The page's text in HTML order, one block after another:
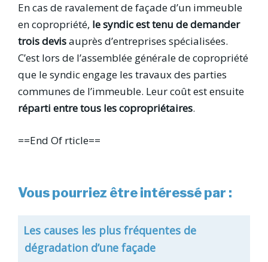
En cas de ravalement de façade d’un immeuble
en copropriété, le syndic est tenu de demander
trois devisauprès d’entreprises spécialisées.
C’est lors de l’assemblée générale de copropriété
que le syndic engage les travaux des parties
communes de l’immeuble. Leur coût est ensuite
réparti entre tous les copropriétaires.
==End Of rticle==
Vous pourriez être intéressé par :
Les causes les plus fréquentes de
dégradation d’une façade